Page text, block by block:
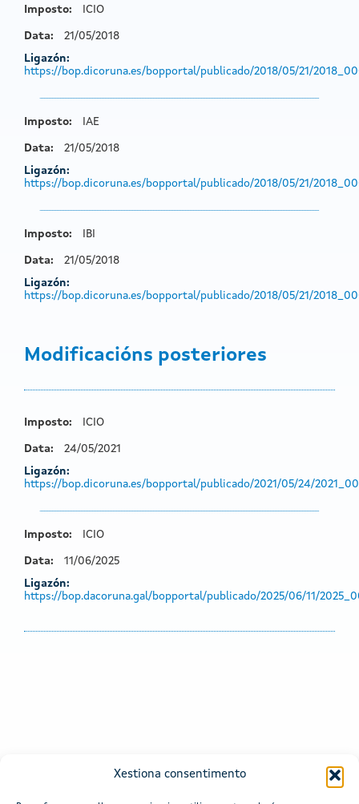
Xestiona consentimento
Imposto: ICIO
Data:
21/05/2018
Ligazón:
https://bop.dicoruna.es/bopportal/publicado/2018/05/21/
Imposto: IAE
Data:
21/05/2018
Ligazón:
https://bop.dicoruna.es/bopportal/publicado/2018/05/21/
Imposto: IBI
Data:
21/05/2018
Ligazón:
https://bop.dicoruna.es/bopportal/publicado/2018/05/21/
Modificacións posteriores
Imposto: ICIO
Data:
24/05/2021
Ligazón:
https://bop.dicoruna.es/bopportal/publicado/2021/05/24/
Imposto: ICIO
Data:
11/06/2025
Ligazón:
https://bop.dacoruna.gal/bopportal/publicado/2025/06/11/